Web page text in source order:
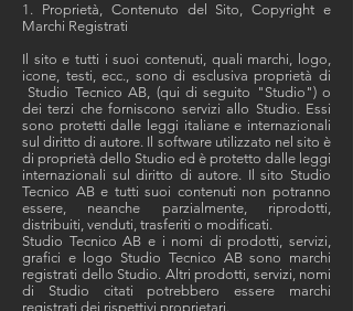
1. Proprietà, Contenuto del Sito, Copyright e
Marchi Registrati
Il sito e tutti i suoi contenuti, quali marchi, logo,
icone, testi, ecc., sono di esclusiva proprietà di
Studio Tecnico AB, (qui di seguito "Studio") o
dei terzi che forniscono servizi allo Studio. Essi
sono protetti dalle leggi italiane e internazionali
sul diritto di autore. Il software utilizzato nel sito è
di proprietà dello Studio ed è protetto dalle leggi
internazionali sul diritto di autore. Il sito Studio
Tecnico AB e tutti suoi contenuti non potranno
essere, neanche parzialmente, riprodotti,
distribuiti, venduti, trasferiti o modificati.
Studio Tecnico AB e i nomi di prodotti, servizi,
grafici e logo Studio Tecnico AB sono marchi
registrati dello Studio. Altri prodotti, servizi, nomi
di Studio citati potrebbero essere marchi
registrati dei rispettivi proprietari.